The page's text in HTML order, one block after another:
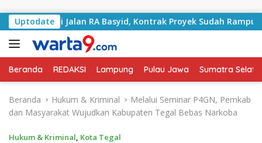
Uptodate
Jalan RA Basyid, Kontrak Proyek Sudah Rampung
Beranda REDAKSI Lampung Pulau Jawa Sumatra
Beranda Hukum & Kriminal
Melalui Seminar P4GN, Pemkab
dan Masyarakat Wujudkan Kabupaten Tegal Bebas Narkoba
Hukum & Kriminal, Kota Tegal